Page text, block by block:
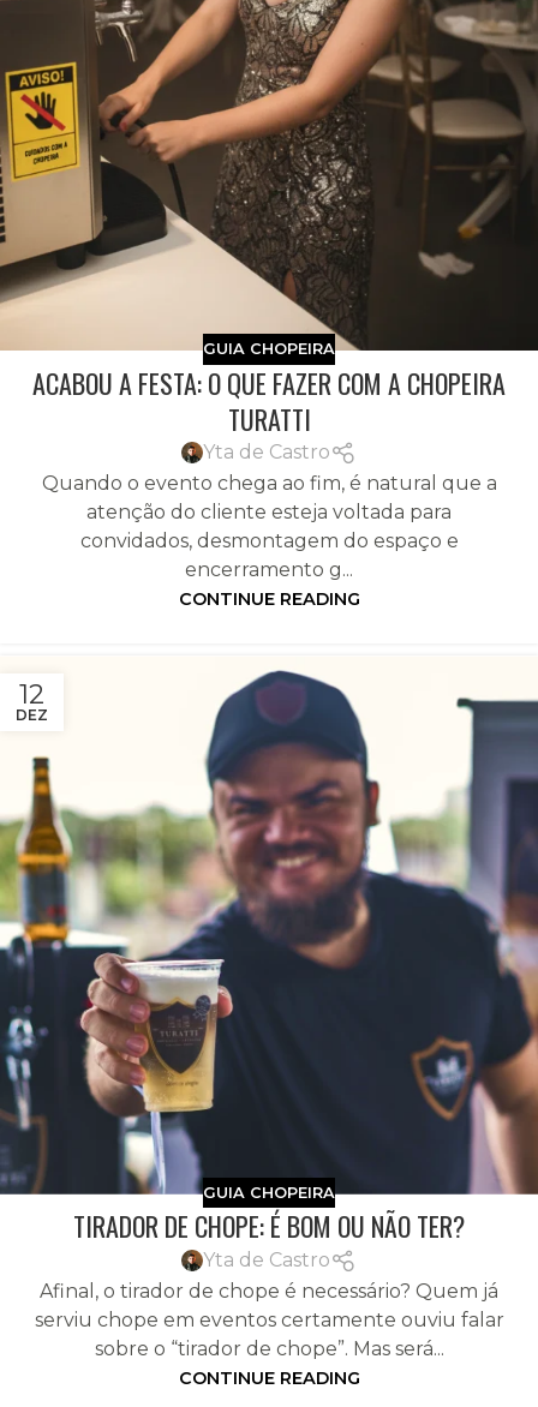
GUIA CHOPEIRA
ACABOU A FESTA: O QUE FAZER COM A CHOPEIRA
TURATTI
Yta de Castro
Quando o evento chega ao fim, é natural que a
atenção do cliente esteja voltada para
convidados, desmontagem do espaço e
encerramento g...
CONTINUE READING
12
DEZ
GUIA CHOPEIRA
TIRADOR DE CHOPE: É BOM OU NÃO TER?
Yta de Castro
Afinal, o tirador de chope é necessário? Quem já
serviu chope em eventos certamente ouviu falar
sobre o “tirador de chope”. Mas será...
CONTINUE READING